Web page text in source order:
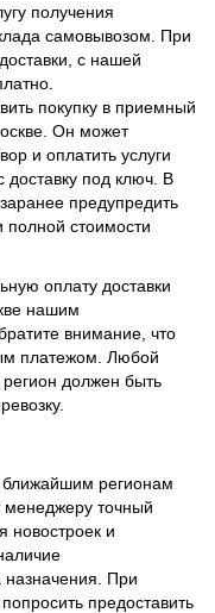
получения
самовывозом. При
с нашей
покупку в приемный
Он может
и оплатить услуги
доставку под ключ. В
предупредить
стоимости
оплату доставки
нашим
внимание, что
платежом. Любой
должен быть
ближайшим регионам
точный
новостроек и
назначения. При
предоставить